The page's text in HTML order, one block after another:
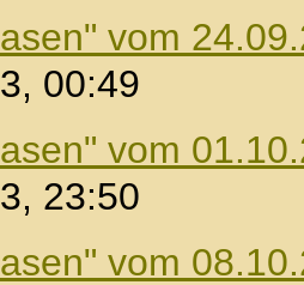
vom
00:49
vom
23:50
vom